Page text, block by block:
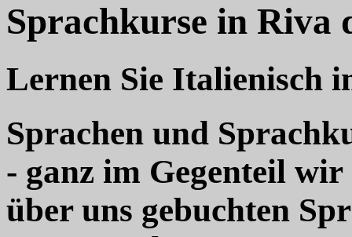
Sprachkurse in Riva
Lernen Sie Italienisch
Sprachen und
- ganz im Gegenteil
über uns gebuchten